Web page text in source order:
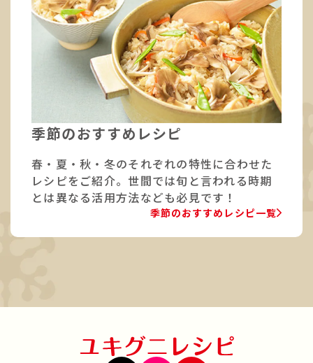
季節のおすすめレシピ
春・夏・秋・冬のそれぞれの特性に合わせた
レシピをご紹介。世間では旬と言われる時期
とは異なる活用方法なども必見です！
季節のおすすめレシピ一覧